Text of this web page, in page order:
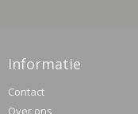
Informatie
Contact
Over ons